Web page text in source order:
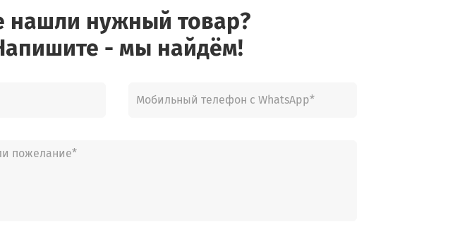
нашли нужный товар?
- мы найдём!